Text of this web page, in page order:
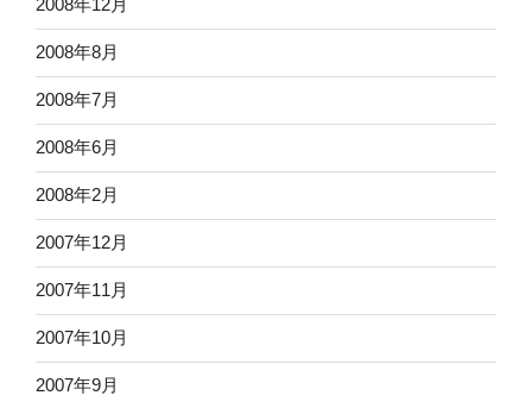
2008年12月
2008年8月
2008年7月
2008年6月
2008年2月
2007年12月
2007年11月
2007年10月
2007年9月